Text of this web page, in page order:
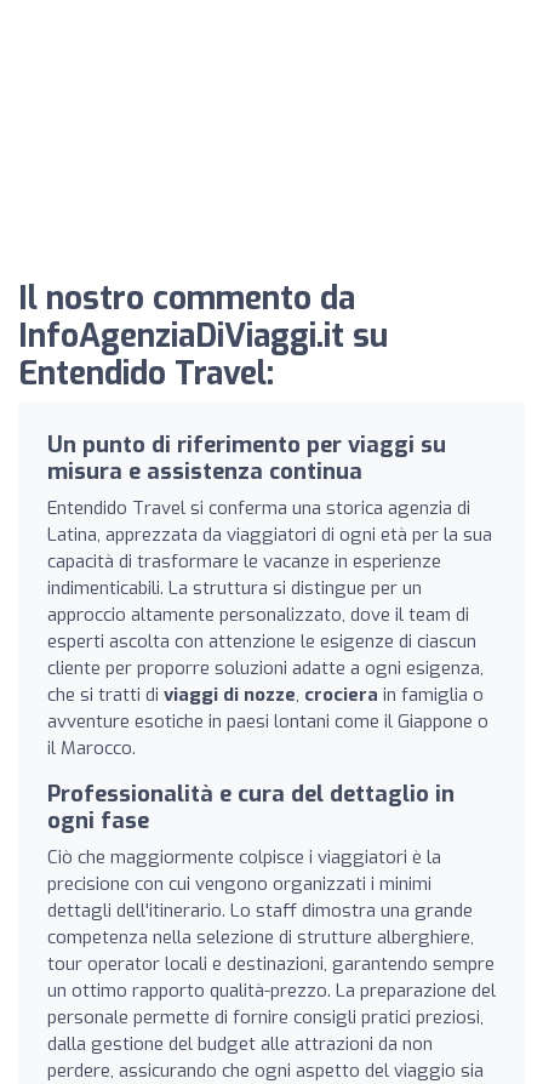
Il nostro commento da
InfoAgenziaDiViaggi.it su
Entendido Travel:
Un punto di riferimento per viaggi su
misura e assistenza continua
Entendido Travel si conferma una storica agenzia di
Latina, apprezzata da viaggiatori di ogni età per la sua
capacità di trasformare le vacanze in esperienze
indimenticabili. La struttura si distingue per un
approccio altamente personalizzato, dove il team di
esperti ascolta con attenzione le esigenze di ciascun
cliente per proporre soluzioni adatte a ogni esigenza,
che si tratti di viaggi di nozze, crociera in famiglia o
avventure esotiche in paesi lontani come il Giappone o
il Marocco.
Professionalità e cura del dettaglio in
ogni fase
Ciò che maggiormente colpisce i viaggiatori è la
precisione con cui vengono organizzati i minimi
dettagli dell'itinerario. Lo staff dimostra una grande
competenza nella selezione di strutture alberghiere,
tour operator locali e destinazioni, garantendo sempre
un ottimo rapporto qualità-prezzo. La preparazione del
personale permette di fornire consigli pratici preziosi,
dalla gestione del budget alle attrazioni da non
perdere, assicurando che ogni aspetto del viaggio sia